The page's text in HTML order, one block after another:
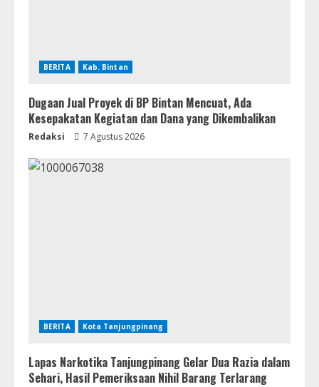
BERITA Kab. Bintan
Dugaan Jual Proyek di BP Bintan Mencuat, Ada
Kesepakatan Kegiatan dan Dana yang Dikembalikan
Redaksi 7 Agustus 2026
BERITA Kota Tanjungpinang
Lapas Narkotika Tanjungpinang Gelar Dua Razia dalam
Sehari, Hasil Pemeriksaan Nihil Barang Terlarang